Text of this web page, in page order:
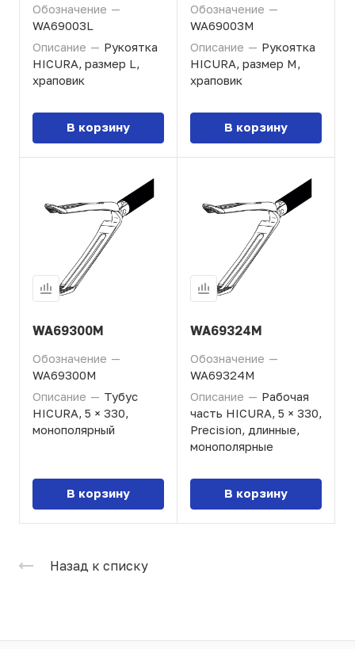
Обозначение —
WA69003L
Описание — Рукоятка
HICURA, размер L,
храповик
В корзину
Обозначение —
WA69003M
Описание — Рукоятка
HICURA, размер M,
храповик
В корзину
WA69300M
Обозначение —
WA69300M
Описание — Тубус
HICURA, 5 × 330,
монополярный
В корзину
WA69324M
Обозначение —
WA69324M
Описание — Рабочая
часть HICURA, 5 × 330,
Precision, длинные,
монополярные
В корзину
Назад к списку